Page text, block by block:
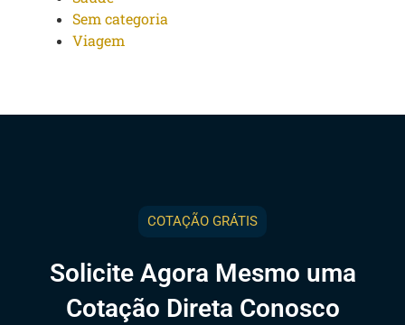
Sem categoria
Viagem
COTAÇÃO GRÁTIS
Solicite Agora Mesmo uma
Cotação Direta Conosco